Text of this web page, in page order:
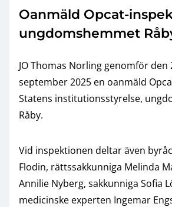
Oanmäld Opcat-
ungdomshemmet
JO Thomas Norling genomför den
september 2025 en oanmäld
Statens institutionsstyrelse,
Råby.
Vid inspektionen deltar även
Flodin, rättssakkunniga Melinda
Annilie Nyberg, sakkunniga Sofia
medicinske experten Ingemar